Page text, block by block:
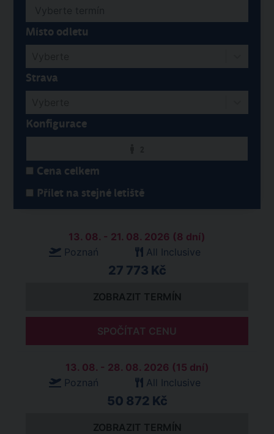
Místo odletu
Strava
Konfigurace
Cena celkem
Přílet na stejné letiště
13. 08. - 21. 08. 2026 (8 dní)
Poznań
All Inclusive
27 773 Kč
ZOBRAZIT TERMÍN
SPOČÍTAT CENU
13. 08. - 28. 08. 2026 (15 dní)
Poznań
All Inclusive
50 872 Kč
ZOBRAZIT TERMÍN